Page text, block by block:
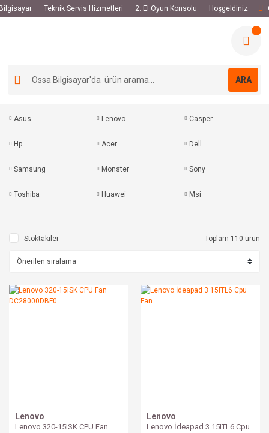
Teknik Servis Hizmetleri 2. El Oyun Konsolu Hoşgeldiniz
ARA
Asus Lenovo Casper
Hp Acer Dell
Samsung Monster Sony
Toshiba Huawei Msi
Stoktakiler Toplam 110 ürün
Lenovo
Lenovo 320-15ISK CPU Fan
Lenovo
Lenovo İdeapad 3 15ITL6 Cpu